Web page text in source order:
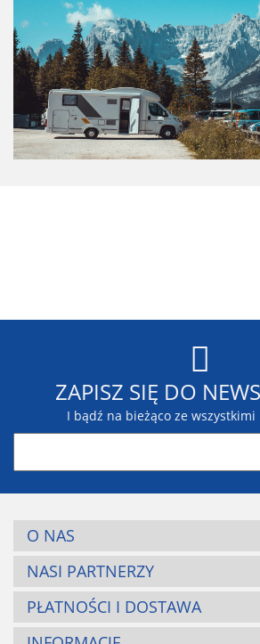
Blaupunkt
ZAPISZ SIĘ DO
I bądź na bieżąco ze
O NAS
NASI PARTNERZY
PŁATNOŚCI I DOSTAWA